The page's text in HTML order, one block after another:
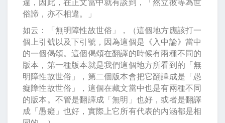
俗諦，亦不相違。」
如云：「無明障性故世俗」，（這個地方應該打一
個上引號以及下引號，因為這個是《入中論》當中
的一個偈頌。這個偈頌在翻譯的時候有兩種不同的
版本，第一種版本就是我們這個地方所看到的「無
明障性故世俗」，第二個版本會把它翻譯成是「愚
癡障性故世俗」，這個在藏文當中也是有兩種不同
的版本。不管是翻譯成「無明」也好，或者是翻譯
成「愚癡」也好，實際上它所有代表的內涵都是相